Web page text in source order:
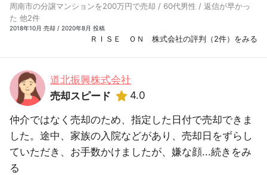
周南市の分譲マンションを200万円で売却 / 60代男性 / 返信が早かっ
た 他2件
2018年10月 売却 / 2020年8月 投稿
ＲＩＳＥ ＯＮ 株式会社の評判（2件）をみる
道北振興株式会社
売却スピード
4.0
仲介ではなく売却のため、指定した日付で売却できま
した。途中、家族の入院などがあり、売却日をずらし
ていただき、お手数かけましたが、嫌な顔...続きをみ
る